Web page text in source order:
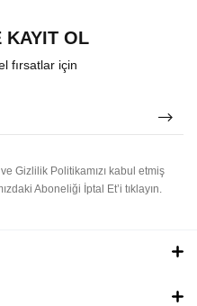
KAYIT OL
fırsatlar için
Gizlilik Politikamızı kabul etmiş
Aboneliği İptal Et’i tıklayın.